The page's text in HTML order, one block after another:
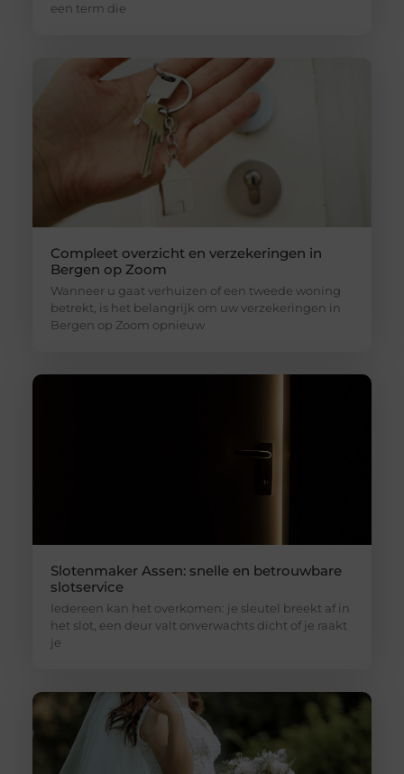
een term die
Compleet overzicht en verzekeringen in
Bergen op Zoom
Wanneer u gaat verhuizen of een tweede woning
betrekt, is het belangrijk om uw verzekeringen in
Bergen op Zoom opnieuw
Slotenmaker Assen: snelle en betrouwbare
slotservice
Iedereen kan het overkomen: je sleutel breekt af in
het slot, een deur valt onverwachts dicht of je raakt
je